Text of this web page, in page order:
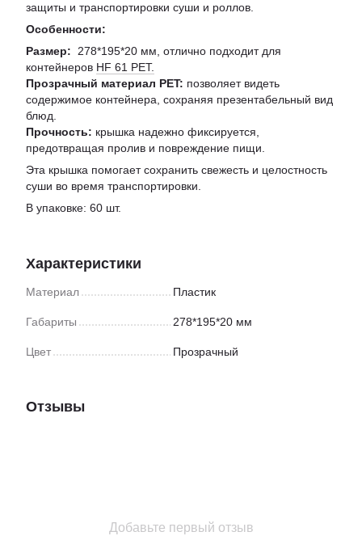
защиты и транспортировки суши и роллов.
Особенности:
Размер: 278*195*20 мм, отлично подходит для
контейнеров HF 61 PET.
Прозрачный материал PET: позволяет видеть
содержимое контейнера, сохраняя презентабельный вид
блюд.
Прочность: крышка надежно фиксируется,
предотвращая пролив и повреждение пищи.
Эта крышка помогает сохранить свежесть и целостность
суши во время транспортировки.
В упаковке: 60 шт.
Характеристики
Материал Пластик
Габариты 278*195*20 мм
Цвет Прозрачный
Отзывы
Добавьте первый отзыв